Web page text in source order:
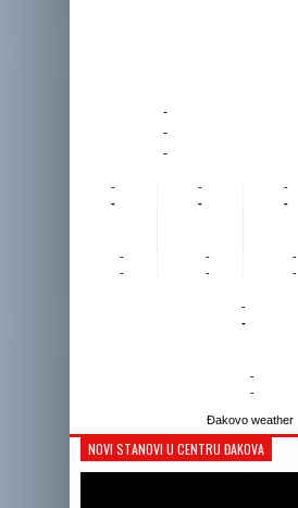
-
-
-
-
-
-
-
-
-
-
-
-
-
-
-
-
-
-
-
Đakovo weather
NOVI STANOVI U CENTRU ĐAKOVA